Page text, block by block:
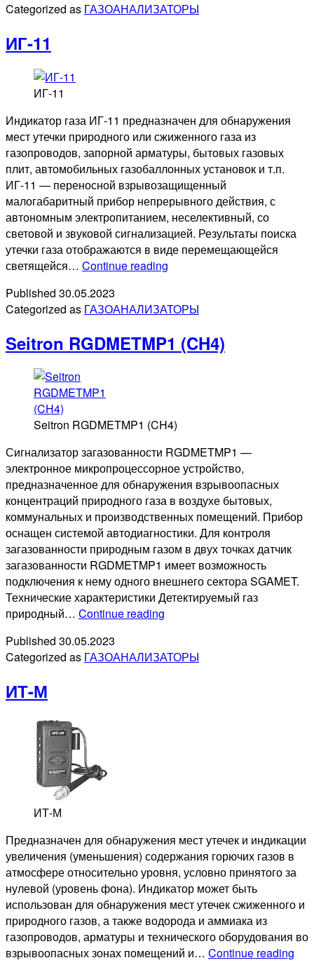
Categorized as ГАЗОАНАЛИЗАТОРЫ
ИГ-11
ИГ-11
Индикатор газа ИГ-11 предназначен для обнаружения
мест утечки природного или сжиженного газа из
газопроводов, запорной арматуры, бытовых газовых
плит, автомобильных газобаллонных установок и т.п.
ИГ-11 — переносной взрывозащищенный
малогабаритный прибор непрерывного действия, с
автономным электропитанием, неселективный, со
световой и звуковой сигнализацией. Результаты поиска
утечки газа отображаются в виде перемещающейся
светящейся… Continue reading
Published 30.05.2023
Categorized as ГАЗОАНАЛИЗАТОРЫ
Seitron RGDMETMP1 (CH4)
Seitron RGDMETMP1 (CH4)
Сигнализатор загазованности RGDMETMP1 —
электронное микропроцессорное устройство,
предназначенное для обнаружения взрывоопасных
концентраций природного газа в воздухе бытовых,
коммунальных и производственных помещений. Прибор
оснащен системой автодиагностики. Для контроля
загазованности природным газом в двух точках датчик
загазованности RGDMETMP1 имеет возможность
подключения к нему одного внешнего сектора SGAMET.
Технические характеристики Детектируемый газ
природный… Continue reading
Published 30.05.2023
Categorized as ГАЗОАНАЛИЗАТОРЫ
ИТ-М
ИТ-М
Предназначен для обнаружения мест утечек и индикации
увеличения (уменьшения) содержания горючих газов в
атмосфере относительно уровня, условно принятого за
нулевой (уровень фона). Индикатор может быть
использован для обнаружения мест утечек сжиженного и
природного газов, а также водорода и аммиака из
газопроводов, арматуры и технического оборудования во
взрывоопасных зонах помещений и… Continue reading